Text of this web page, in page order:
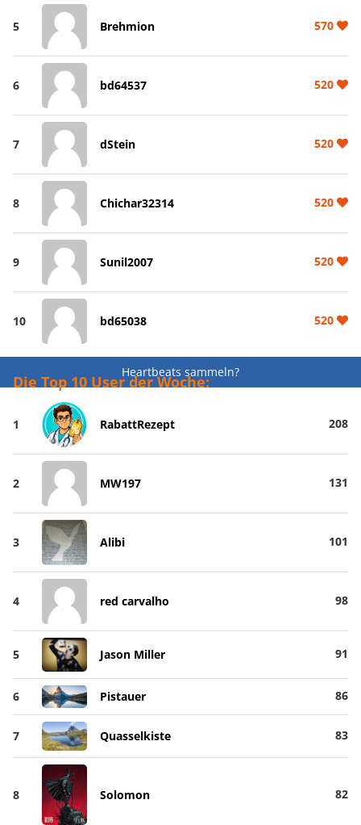
5 Brehmion 570
6 bd64537 520
7 dStein 520
8 Chichar32314 520
9 Sunil2007 520
10 bd65038 520
Heartbeats sammeln?
Die Top 10 User der Woche:
1 RabattRezept 208
2 MW197 131
3 Alibi 101
4 red carvalho 98
5 Jason Miller 91
6 Pistauer 86
7 Quasselkiste 83
8 Solomon 82